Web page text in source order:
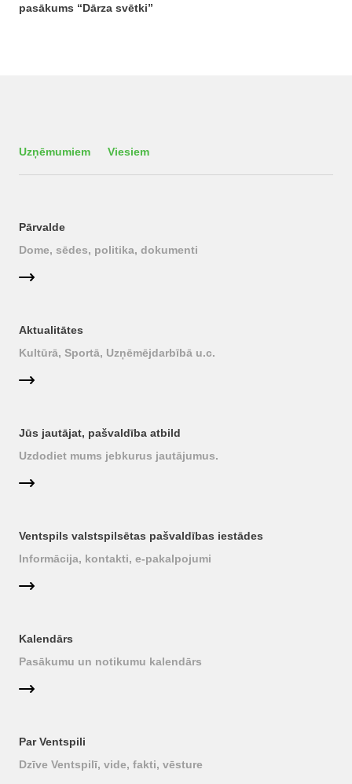
pasākums “Dārza svētki”
Uzņēmumiem Viesiem
Pārvalde
Dome, sēdes, politika, dokumenti
Aktualitātes
Kultūrā, Sportā, Uzņēmējdarbībā u.c.
Jūs jautājat, pašvaldība atbild
Uzdodiet mums jebkurus jautājumus.
Ventspils valstspilsētas pašvaldības iestādes
Informācija, kontakti, e-pakalpojumi
Kalendārs
Pasākumu un notikumu kalendārs
Par Ventspili
Dzīve Ventspilī, vide, fakti, vēsture